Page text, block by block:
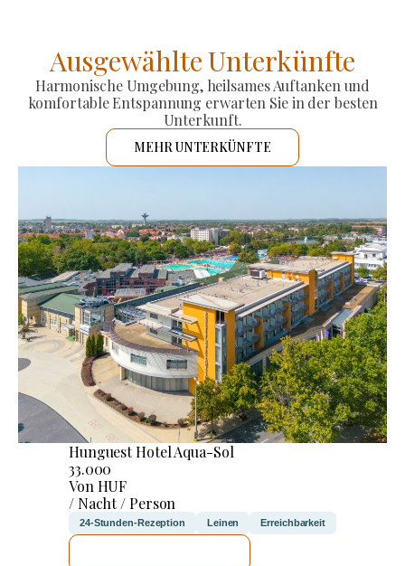
Ausgewählte Unterkünfte
Harmonische Umgebung, heilsames Auftanken und
komfortable Entspannung erwarten Sie in der besten
Unterkunft.
MEHR UNTERKÜNFTE
Hunguest Hotel Aqua-Sol
33.000
Von HUF
/ Nacht / Person
24-Stunden-Rezeption Leinen Erreichbarkeit